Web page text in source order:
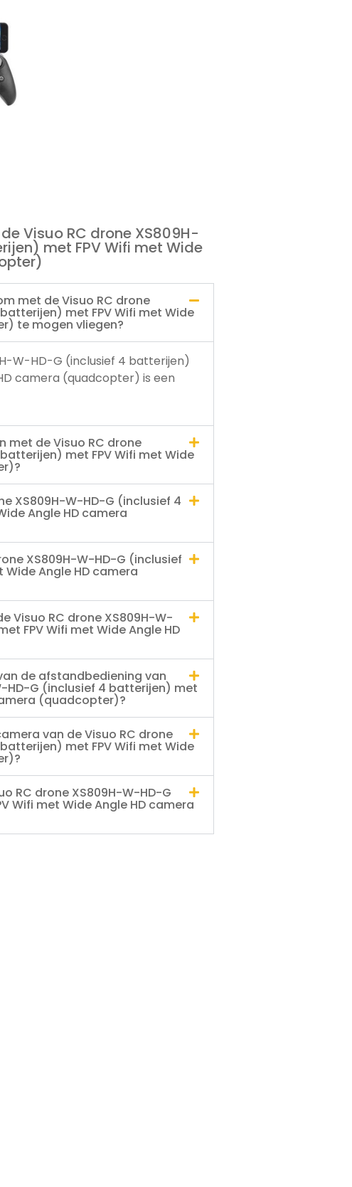
Visuo RC drone XS809H-
met FPV Wifi met Wide
met de Visuo RC drone
met FPV Wifi met Wide
te mogen vliegen?
W-HD-G (inclusief 4 batterijen)
camera (quadcopter) is een
met de Visuo RC drone
met FPV Wifi met Wide
XS809H-W-HD-G (inclusief 4
Angle HD camera
XS809H-W-HD-G (inclusief
Angle HD camera
Visuo RC drone XS809H-W-
FPV Wifi met Wide Angle HD
de afstandbediening van
HD-G (inclusief 4 batterijen) met
(quadcopter)?
van de Visuo RC drone
met FPV Wifi met Wide
RC drone XS809H-W-HD-G
Wifi met Wide Angle HD camera